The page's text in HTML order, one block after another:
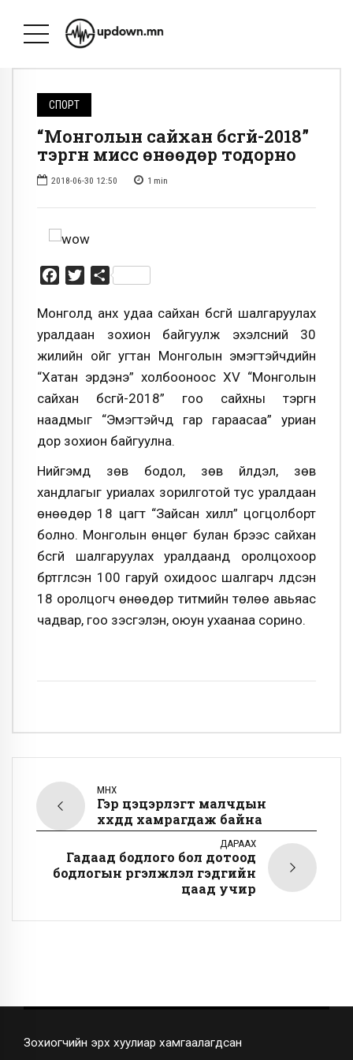
СПОРТ
“Монголын сайхан бүсгүй-2018”
тэргүүн мисс өнөөдөр тодорно
2018-06-30 12:50 1 min
Facebook
TwitterShare
Монголд анх удаа сайхан бүсгүй шалгаруулах
уралдаан зохион байгуулж эхэлсний 30
жилийн ойг угтан Монголын эмэгтэйчүүдийн
“Хатан эрдэнэ” холбооноос XV “Монголын
сайхан бүсгүй-2018” гоо сайхны тэргүүн
наадмыг “Эмэгтэйчүүд гар гараасаа” уриан
дор зохион байгуулна.
Нийгэмд зөв бодол, зөв үйлдэл, зөв
хандлагыг уриалах зорилготой тус уралдаан
өнөөдөр 18 цагт “Зайсан хилл” цогцолборт
болно. Монголын өнцөг булан бүрээс сайхан
бүсгүй шалгаруулах уралдаанд оролцохоор
бүртгүүлсэн 100 гаруй охидоос шалгарч үлдсэн
18 оролцогч өнөөдөр титмийн төлөө авьяас
чадвар, гоо үзэсгэлэн, оюун ухаанаа сорино.
ӨМНӨХ
Гэр цэцэрлэгт малчдын
хүүхдүүд хамрагдаж байна
ДАРААХ
Гадаад бодлого бол дотоод
бодлогын үргэлжлэл гэдгийн
цаад учир
Зохиогчийн эрх хуулиар хамгаалагдсан